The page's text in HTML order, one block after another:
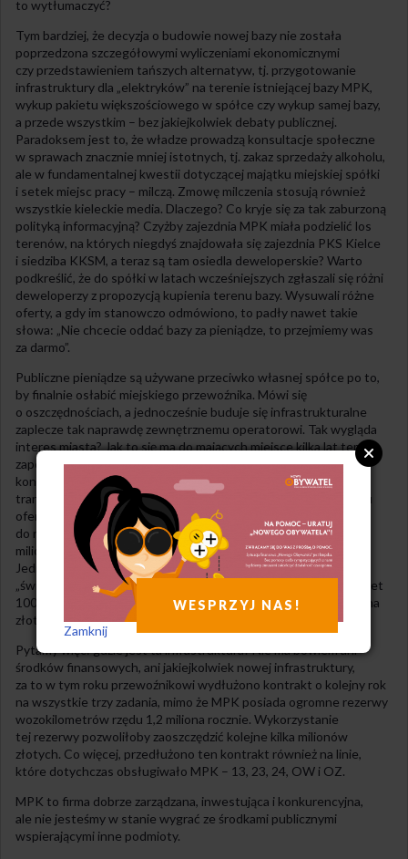
to wytłumaczyć?
Tym bardziej, że decyzja o budowie nowej bazy nie została
poprzedzona szczegółowymi wyliczeniami ekonomicznymi
czy przedstawieniem tańszych alternatyw, tj. przygotowanie
infrastruktury dla „elektryków” na terenie istniejącej bazy MPK,
wykup pakietu większościowego w spółce czy wykup samej bazy,
a przede wszystkim – bez jakiejkolwiek debaty publicznej.
Paradoksem jest to, że władze prowadzą konsultacje społeczne
w sprawach znacznie mniej istotnych, tj. zakaz sprzedaży alkoholu,
ale w fundamentalnej kwestii dotyczącej majątku miejskiej spółki
i setek miejsc pracy – milczą. Zmowę milczenia stosują również
wszystkie kieleckie media. Dlaczego? Co kryje się za tak zaburzoną
polityką informacyjną? Czyżby zajezdnia MPK miała podzielić los
terenów, na których niegdyś znajdowała się zajezdnia PKS Kielce
i siedziba KKSM, a teraz są tam osiedla deweloperskie? Warto
podkreślić, że do spółki w latach wcześniejszych zgłaszali się różni
deweloperzy z propozycją kupienia terenu bazy. Wysuwali różne
oferty, a gdy im stanowczo odmówiono, to padły nawet takie
słowa: „Nie chcecie oddać bazy za pieniądze, to przejmiemy was
za darmo”.
Publiczne pieniądze są używane przeciwko własnej spółce po to,
by finalnie osłabić miejskiego przewoźnika. Mówi się
o oszczędnościach, a jednocześnie buduje się infrastrukturalne
zaplecze tak naprawdę zewnętrznemu operatorowi. Tak wygląda
interes miasta? Jak to się ma do mających miejsce kilka lat temu
zapowiedzi władz miasta, że dzięki wejściu na kielecki rynek
konkurencyjnego operatora nastąpi poprawa jakości usług
transportowych, w dodatku za mniejsze pieniądze? Po otwarciu
ofert temat ten nagle zniknął z dyskusji, ponieważ
do rozstrzygnięcia przetargu konieczne było dołożenie aż 8,5
miliona złotych – i to wyłącznie na dwuletni kontrakt.
Jednocześnie podkreślano, że zewnętrzny operator dysponuje
„świetnie wyposażoną” bazą, na której miałoby się zmieścić nawet
100 autobusów. Twierdzono również, że wspomniane 8,5 miliona
złotych umożliwi mu stworzenie własnej infrastruktury.
Pytamy więc: gdzie jest ta infrastruktura? Nie ma bowiem ani
środków finansowych, ani jakiejkolwiek nowej infrastruktury,
za to w tym roku przewoźnikowi wydłużono kontrakt o kolejny rok
na wszystkie trzy zadania, mimo że MPK posiada ogromne rezerwy
wozokilometrów rzędu 1,2 miliona rocznie. Wykorzystanie
tej rezerwy pozwoliłoby zaoszczędzić kolejne kilka milionów
złotych. Co więcej, przedłużono ten kontrakt również na linie,
które dotychczas obsługiwało MPK – 13, 23, 24, OW i OZ.
MPK to firma dobrze zarządzana, inwestująca i konkurencyjna,
ale nie jesteśmy w stanie wygrać ze środkami publicznymi
wspierającymi inne podmioty.
WESPRZYJ NAS!
Zamknij